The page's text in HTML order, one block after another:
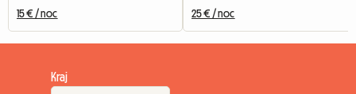
15 € / noc 25 € / noc
Kraj